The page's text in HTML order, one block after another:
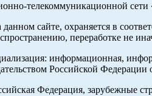
телекоммуникационной сети
сайте, охраняется в
переработке не
информационная,
Российской Федерации
Федерация, зарубежные